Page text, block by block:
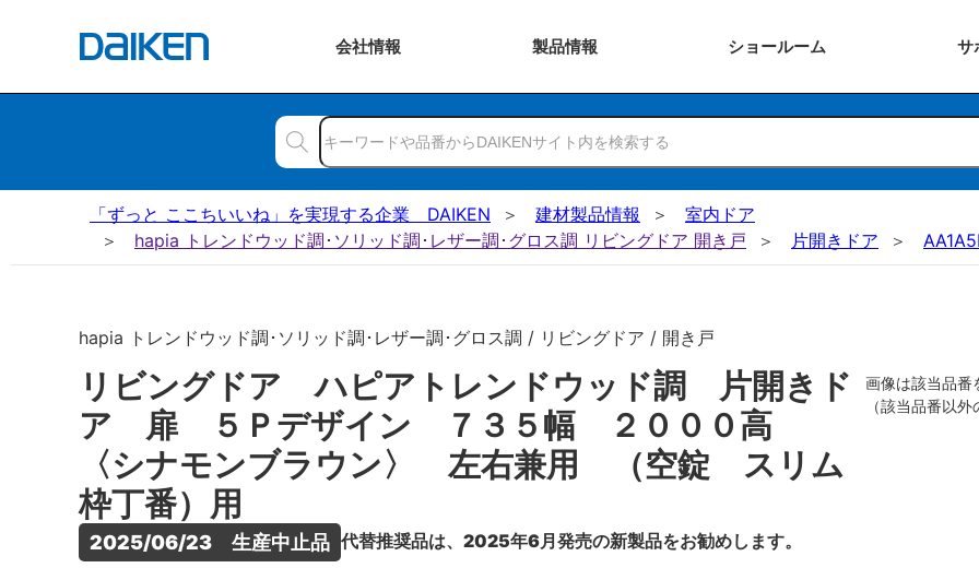
会社情報 製品情報 ショールーム サ
「ずっと ここちいいね」を実現する企業 DAIKEN 建材製品情報
室内ドア
hapia トレンドウッド調･ソリッド調･レザー調･グロス調 リビングドア 開き戸
片開きドア
hapia トレンドウッド調･ソリッド調･レザー調･グロス調 / リビングドア / 開き戸
リビングドア ハピアトレンドウッド調 片開きド
ア 扉 ５Ｐデザイン ７３５幅 ２０００高
〈シナモンブラウン〉 左右兼用 （空錠 スリム
枠丁番）用
2025/06/23　生産中止品 代替推奨品は、2025年6月発売の新製品をお勧めします。
画像は該当品番
（該当品番以